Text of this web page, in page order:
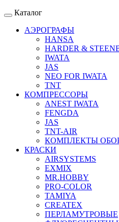
Каталог
АЭРОГРАФЫ
HANSA
HARDER &
IWATA
JAS
NEO FOR IWATA
TNT
КОМПРЕССОРЫ
ANEST IWATA
FENGDA
JAS
TNT-AIR
КОМПЛЕКТЫ
КРАСКИ
AIRSYSTEMS
EXMIX
MR.HOBBY
PRO-COLOR
TAMIYA
CREATEX
ПЕРЛАМУТРОВЫЕ